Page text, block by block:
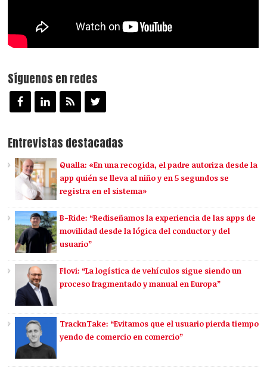
Síguenos en redes
Entrevistas destacadas
Qualla: «En una recogida, el padre autoriza desde la
app quién se lleva al niño y en 5 segundos se
registra en el sistema»
B-Ride: “Rediseñamos la experiencia de las apps de
movilidad desde la lógica del conductor y del
usuario”
Flovi: “La logística de vehículos sigue siendo un
proceso fragmentado y manual en Europa”
TracknTake: “Evitamos que el usuario pierda tiempo
yendo de comercio en comercio”